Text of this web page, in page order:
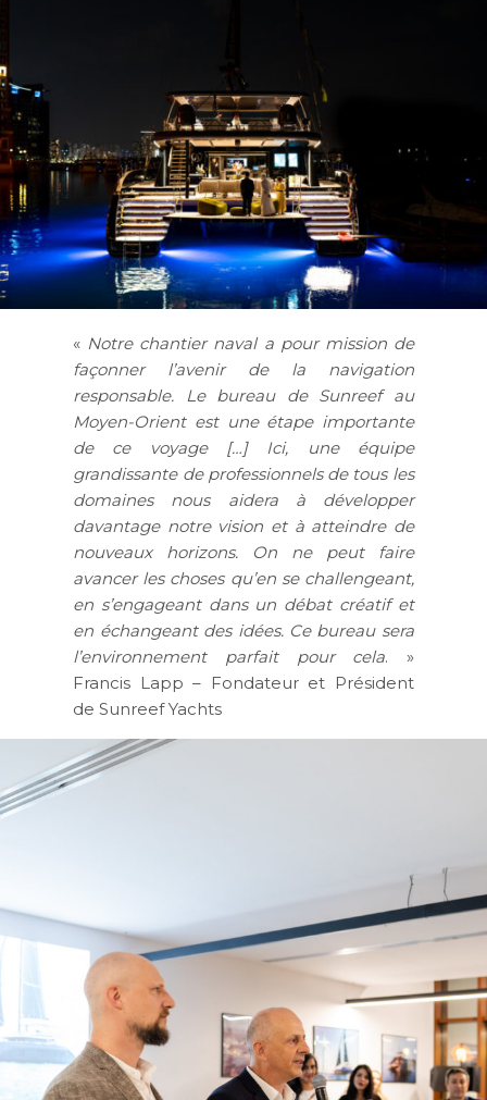
« Notre chantier naval a pour mission de
façonner l’avenir de la navigation
responsable. Le bureau de Sunreef au
Moyen-Orient est une étape importante
de ce voyage […] Ici, une équipe
grandissante de professionnels de tous les
domaines nous aidera à développer
davantage notre vision et à atteindre de
nouveaux horizons. On ne peut faire
avancer les choses qu’en se challengeant,
en s’engageant dans un débat créatif et
en échangeant des idées. Ce bureau sera
l’environnement parfait pour cela. »
Francis Lapp – Fondateur et Président
de Sunreef Yachts